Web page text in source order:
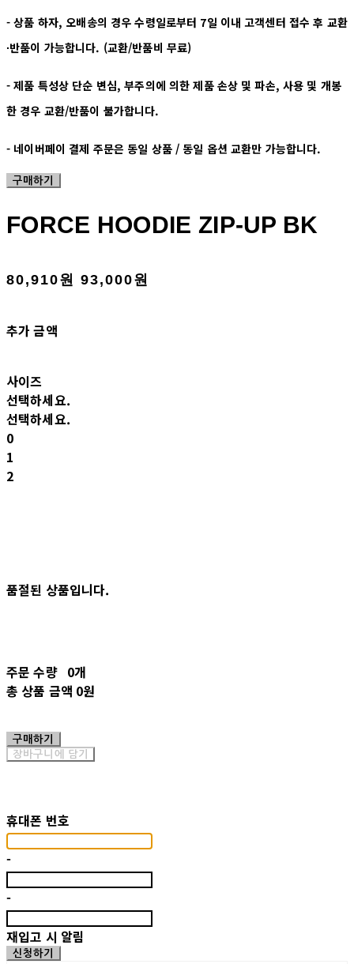
- 상품 하자, 오배송의 경우 수령일로부터 7일 이내 고객센터 접수 후 교환
∙반품이 가능합니다. (교환/반품비 무료)
- 제품 특성상 단순 변심, 부주의에 의한 제품 손상 및 파손, 사용 및 개봉
한 경우 교환/반품이 불가합니다.
- 네이버페이 결제 주문은 동일 상품 / 동일 옵션 교환만 가능합니다.
구매하기
FORCE HOODIE ZIP-UP BK
80,910원 93,000원
추가 금액
사이즈
선택하세요.
선택하세요.
0
1
2
품절된 상품입니다.
주문 수량 0개
총 상품 금액 0원
구매하기
장바구니에 담기
휴대폰 번호
-
-
재입고 시 알림
신청하기